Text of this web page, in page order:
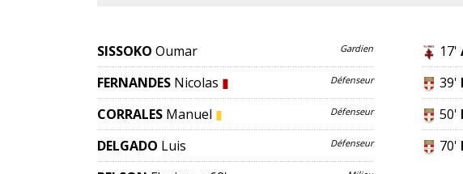
SISSOKO Oumar Gardien
FERNANDES Nicolas ▮ Défenseur
CORRALES Manuel ▮ Défenseur
DELGADO Luis Défenseur
17'
39'
50'
70'